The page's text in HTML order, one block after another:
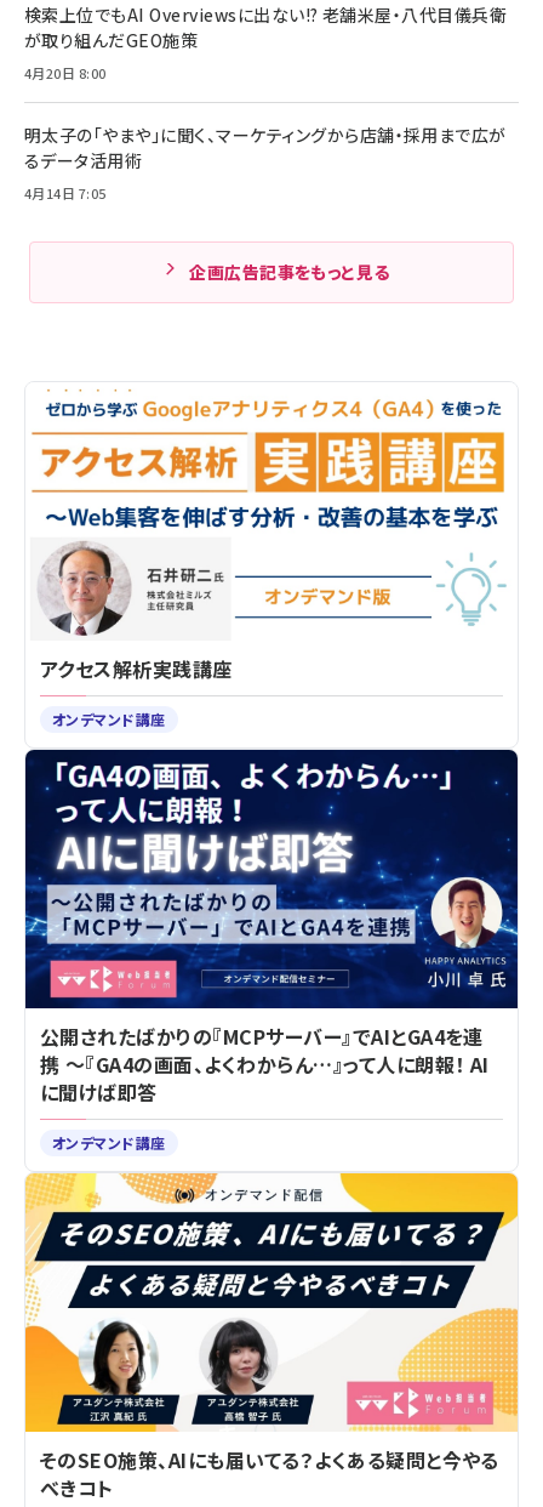
検索上位でもAI Overviewsに出ない!? 老舗米屋・八代目儀兵衛
が取り組んだGEO施策
4月20日 8:00
明太子の「やまや」に聞く、マーケティングから店舗・採用まで広が
るデータ活用術
4月14日 7:05
企画広告記事をもっと見る
アクセス解析実践講座
オンデマンド講座
公開されたばかりの『MCPサーバー』でAIとGA4を連
携 ～『GA4の画面、よくわからん…』って人に朗報！ AI
に聞けば即答
オンデマンド講座
そのSEO施策、AIにも届いてる？よくある疑問と今やる
べきコト